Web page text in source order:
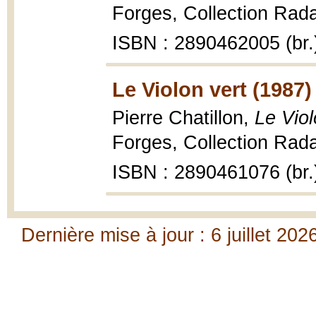
Forges, Collection
ISBN : 2890462005
Le Violon vert (1987)
Pierre Chatillon, Le
Forges, Collection
ISBN : 2890461076
Dernière mise à jour : 6 juillet